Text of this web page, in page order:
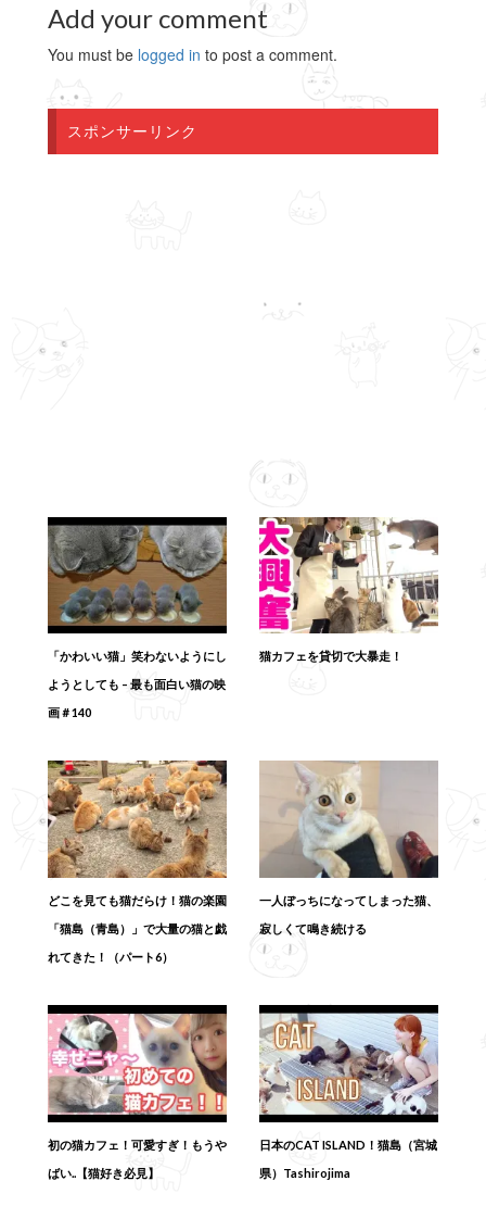
Add your comment
You must be logged in to post a comment.
スポンサーリンク
「かわいい猫」笑わないようにし
ようとしても – 最も面白い猫の映
画＃140
猫カフェを貸切で大暴走！
どこを見ても猫だらけ！猫の楽園
「猫島（青島）」で大量の猫と戯
れてきた！（パート6）
一人ぼっちになってしまった猫、
寂しくて鳴き続ける
初の猫カフェ！可愛すぎ！もうや
ばい..【猫好き必見】
日本のCAT ISLAND！猫島（宮城
県）Tashirojima